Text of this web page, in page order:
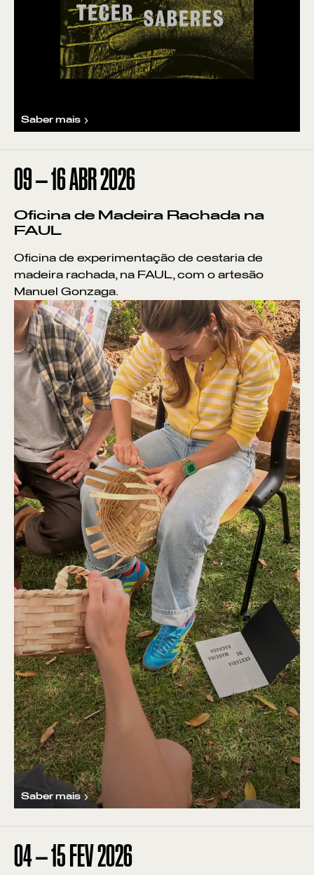
VER POR:
MUSEU ARTESÃO OFICINA COMÉRCIO
Saber mais
09—16ABR2026
Oficina de Madeira Rachada na
FAUL
Oficina de experimentação de cestaria de
madeira rachada, na FAUL, com o artesão
Manuel Gonzaga.
Saber mais
04—15FEV2026